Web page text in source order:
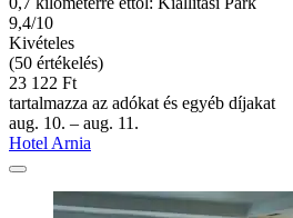
9,4/10
Kivételes
(50 értékelés)
23 122 Ft
tartalmazza az adókat és egyéb díjakat
aug. 10. – aug. 11.
Hotel Arnia